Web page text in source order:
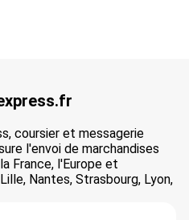
coursier et messagerie
l'envoi de marchandises
France, l'Europe et
Nantes, Strasbourg, Lyon,